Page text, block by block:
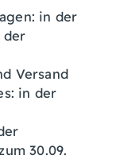
in der
der
Versand
in der
30.09.